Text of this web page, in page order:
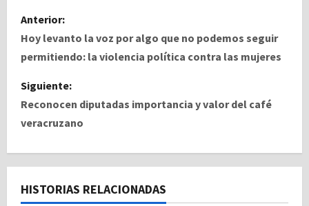
N
a
v
e
g
a
c
Anterior:
Hoy levanto la voz por algo que no podemos seguir
permitiendo: la violencia política contra las mujeres
Siguiente:
Reconocen diputadas importancia y valor del café
veracruzano
HISTORIAS RELACIONADAS